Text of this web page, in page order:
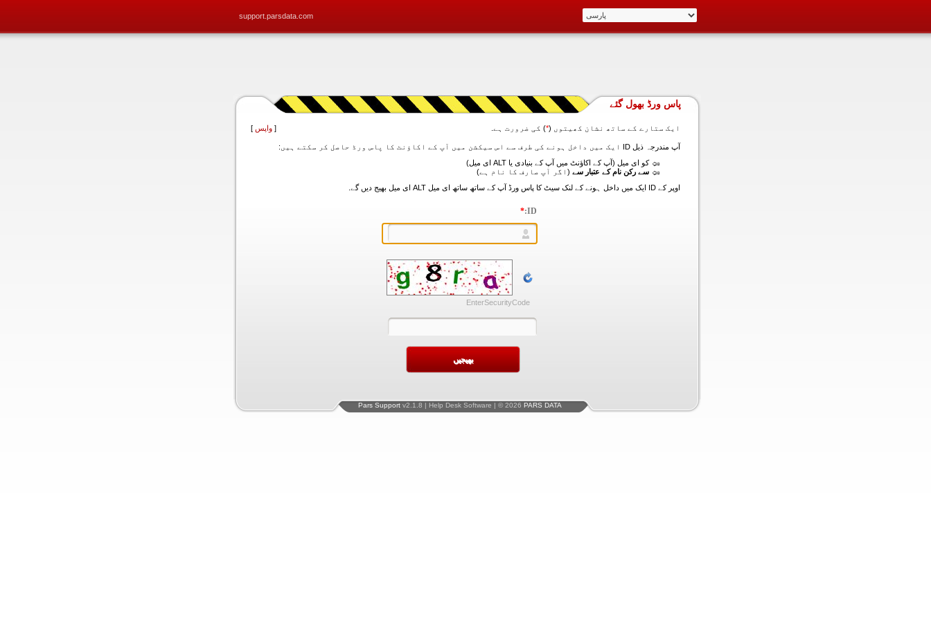
support.parsdata.com
پاس ورڈ بھول گئے
ایک ستارے کے ساتھ نشان کھیتوں (*) کی ضرورت ہے. [ واپس ]
آپ مندرجہ ذیل ID ایک میں داخل ہونے کی طرف سے اس سیکشن میں آپ کے اکاؤنٹ کا پاس ورڈ حاصل کر سکتے ہیں:
کو ای میل (آپ کے اکاؤنٹ میں آپ کے بنیادی یا ALT ای میل)
سے رکن نام کے عتبار سے (اگر آپ صارف کا نام ہے)
اوپر کے ID ایک میں داخل ہونے کے لنک سیٹ کا پاس ورڈ آپ کے ساتھ ساتھ ای میل ALT ای میل بھیج دیں گے.
ID:
*
EnterSecurityCode
Pars Support v2.1.8 | Help Desk Software | © 2026 PARS DATA